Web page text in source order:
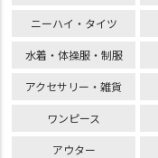
ニーハイ・タイツ
水着・体操服・制服
アクセサリー・雑貨
ワンピース
アウター